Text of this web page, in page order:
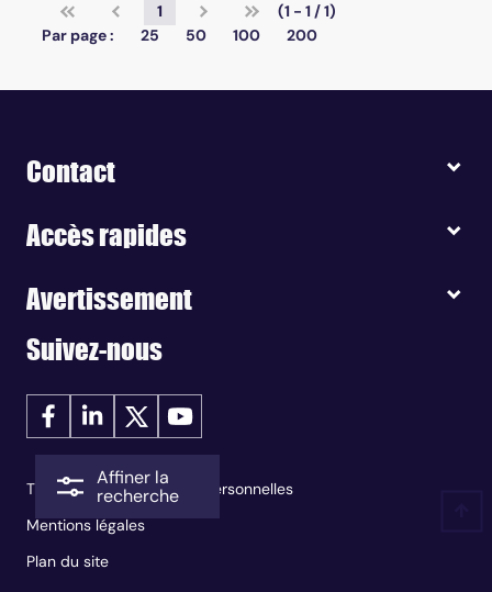
Affiner la
recherche
1
(1 - 1 / 1)
Par page :
25 50 100 200
Contact
Accès rapides
Avertissement
Suivez-nous
Traitement des données personnelles
Mentions légales
Plan du site